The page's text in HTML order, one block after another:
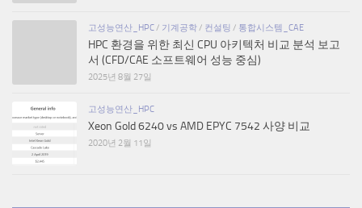
고성능연산_HPC/ 기계공학/ 컨설팅 / 통합시스템_CAE
HPC 환경을 위한 최신 CPU 아키텍처 비교 분석 보고
서 (CFD/CAE 소프트웨어 성능 중심)
2025년 8월 27일
고성능연산_HPC
Xeon Gold 6240 vs AMD EPYC 7542 사양 비교
2020년 2월 11일